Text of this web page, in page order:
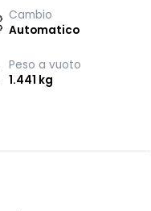
Cambio
Automatico
Peso a vuoto
1.441 kg